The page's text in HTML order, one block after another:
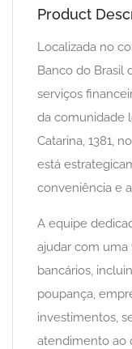
Product
Localizada no
Banco do Brasil
serviços
da comunidade
Catarina, 1381,
está
conveniência e
A equipe
ajudar com uma
bancários,
poupança,
investimentos,
atendimento ao